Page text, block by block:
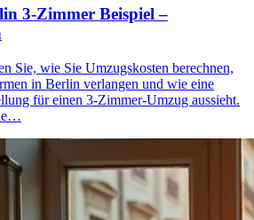
3‑Zimmer Beispiel –
Sie, wie Sie Umzugskosten berechnen,
in Berlin verlangen und wie eine
für einen 3‑Zimmer‑Umzug aussieht.